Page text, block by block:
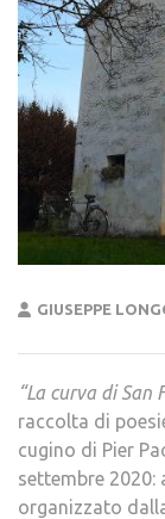
GIUSEPPE
“La curva di San
raccolta di
cugino di Pier
settembre 2020:
organizzato